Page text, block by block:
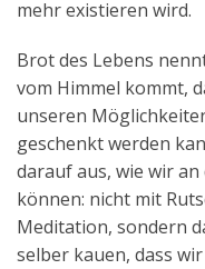
mehr existieren wird.
Brot des Lebens
vom Himmel kommt,
unseren
geschenkt werden
darauf aus, wie wir
können: nicht mit
Meditation, sondern
selber kauen, dass